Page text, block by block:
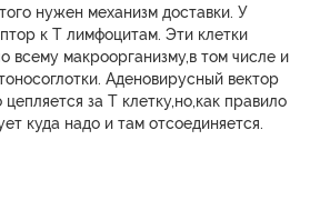
нужен механизм доставки. У
к Т лимфоцитам. Эти клетки
всему макроорганизму,в том числе и
Аденовирусный вектор
за Т клетку,но,как правило
куда надо и там отсоединяется.